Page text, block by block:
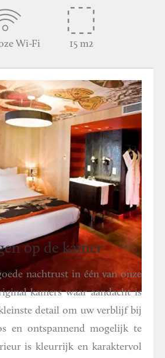
Wi-Fi 15 m2
op de kamer
nachtrust in één van onze
kamers waar aandacht is
detail om uw verblijf bij
en ontspannend mogelijk te
is kleurrijk en karaktervol